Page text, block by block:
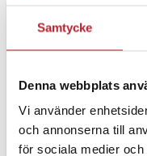
Samtycke
Denna webbplats
Vi använder
och annonserna till
för sociala medier